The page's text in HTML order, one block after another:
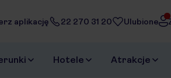
aplikację 22 270 31 20 Ulubione
Hotele Atrakcje